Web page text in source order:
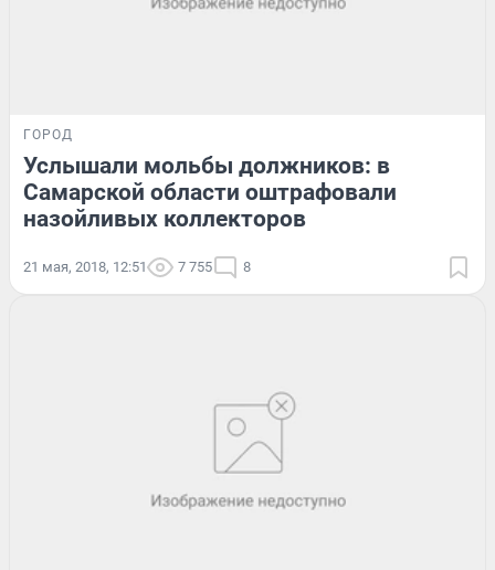
ГОРОД
Услышали мольбы должников: в
Самарской области оштрафовали
назойливых коллекторов
21 мая, 2018, 12:51 7 755 8